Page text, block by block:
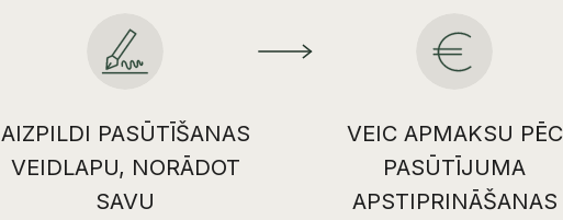
AIZPILDI PASŪTĪŠANAS
VEIDLAPU, NORĀDOT
SAVU
VEIC APMAKSU PĒC
PASŪTĪJUMA
APSTIPRINĀŠANAS